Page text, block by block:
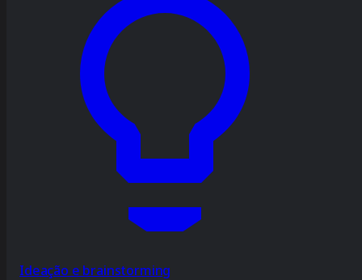
Ideação e brainstorming